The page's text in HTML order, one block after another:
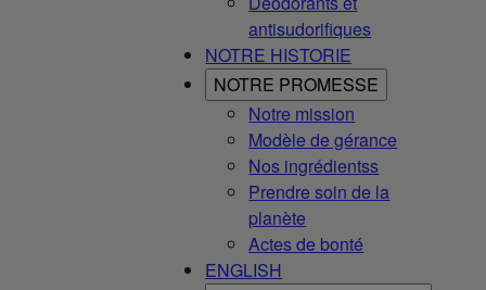
antisudorifiques
NOTRE HISTORIE
NOTRE PROMESSE
Notre mission
Modèle de gérance
Nos ingrédientss
Prendre soin de la
planète
Actes de bonté
ENGLISH